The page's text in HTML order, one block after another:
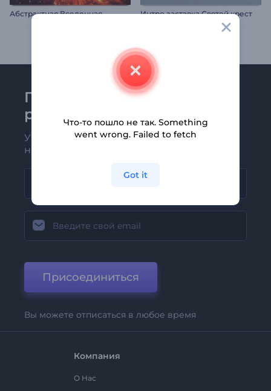
Абстрактная Вселенная Интро заставка Святой крест
Присоединяйтесь к
рассылке Renderforest
Узнавайте о последних новостях и
новых предложениях первыми
Присоединиться
Вы можете отписаться в любое время
Компания
О Нас
Что-то пошло не так. Something
went wrong. Failed to fetch
Got it